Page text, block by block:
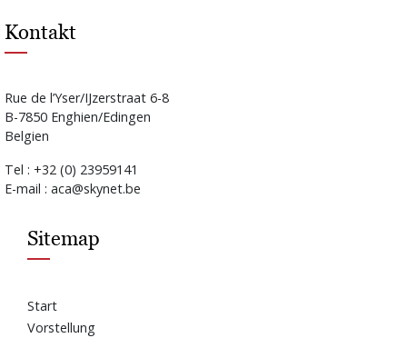
Kontakt
Rue de l’Yser/IJzerstraat 6-8
B-7850 Enghien/Edingen
Belgien
Tel : +32 (0) 23959141
E-mail : aca@skynet.be
Sitemap
Start
Vorstellung